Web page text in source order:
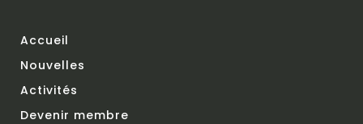
Accueil
Nouvelles
Activités
Devenir membre